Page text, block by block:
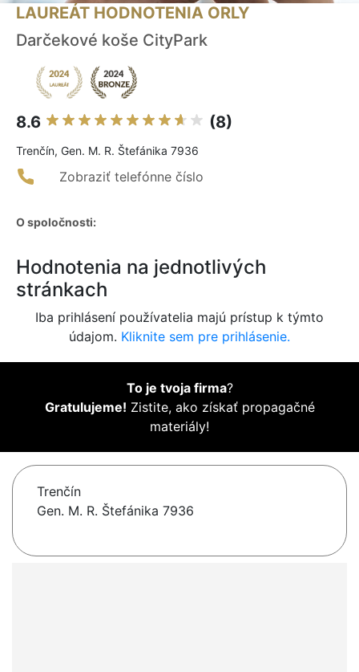
LAUREÁT HODNOTENIA ORLY
Darčekové koše CityPark
8.6 (8)
Trenčín, Gen. M. R. Štefánika 7936
Zobraziť telefónne číslo
O spoločnosti:
Hodnotenia na jednotlivých
stránkach
Iba prihlásení používatelia majú prístup k týmto
údajom. Kliknite sem pre prihlásenie.
To je tvoja firma?
Gratulujeme! Zistite, ako získať propagačné
materiály!
Trenčín
Gen. M. R. Štefánika 7936